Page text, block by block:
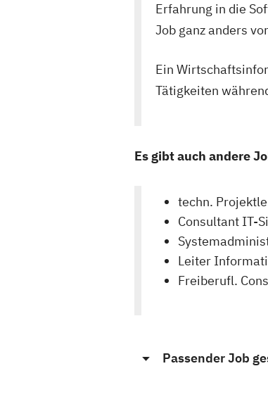
Erfahrung in die
Job ganz anders
Ein
Tätigkeiten
Es gibt auch andere
techn.
Consultant IT-
Leiter
Freiberufl.
Passender Job